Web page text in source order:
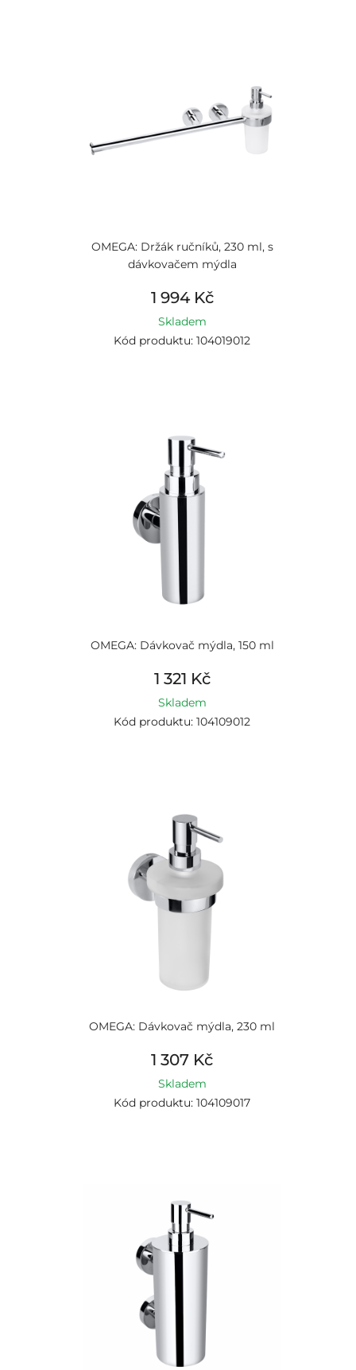
OMEGA: Držák ručníků, 230 ml, s
dávkovačem mýdla
1 994 Kč
Skladem
Kód produktu: 104019012
OMEGA: Dávkovač mýdla, 150 ml
1 321 Kč
Skladem
Kód produktu: 104109012
OMEGA: Dávkovač mýdla, 230 ml
1 307 Kč
Skladem
Kód produktu: 104109017